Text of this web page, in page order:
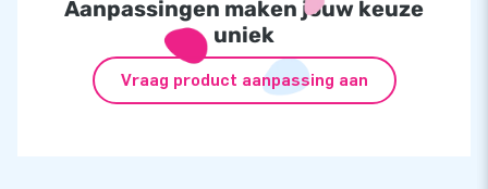
Aanpassingen maken jouw keuze
uniek
Vraag product aanpassing aan